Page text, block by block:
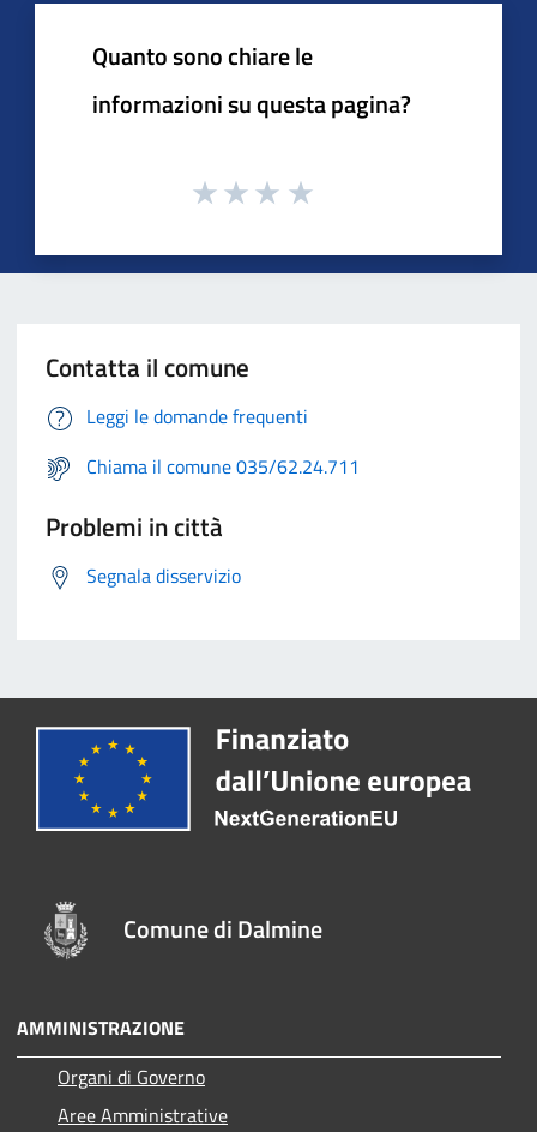
Quanto sono chiare le
informazioni su questa pagina?
Contatta il comune
Leggi le domande frequenti
Chiama il comune 035/62.24.711
Problemi in città
Segnala disservizio
Comune di Dalmine
AMMINISTRAZIONE
Organi di Governo
Aree Amministrative